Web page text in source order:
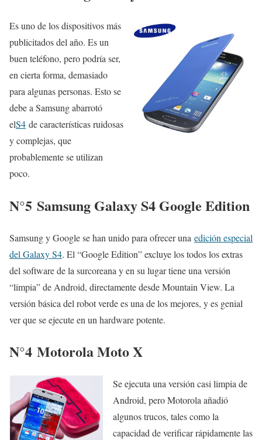
Es uno de los dispositivos más
publicitados del año. Es un
buen teléfono, pero podría ser,
en cierta forma, demasiado
para algunas personas. Esto se
debe a Samsung abarrotó
elS4 de características ruidosas
y complejas, que
probablemente se utilizan
poco.
N°5 Samsung Galaxy S4 Google Edition
Samsung y Google se han unido para ofrecer una edición especial
del Galaxy S4. El “Google Edition” excluye los todos los extras
del software de la surcoreana y en su lugar tiene una versión
“limpia” de Android, directamente desde Mountain View. La
versión básica del robot verde es una de los mejores, y es genial
ver que se ejecute en un hardware potente.
N°4 Motorola Moto X
Se ejecuta una versión casi limpia de
Android, pero Motorola añadió
algunos trucos, tales como la
capacidad de verificar rápidamente las